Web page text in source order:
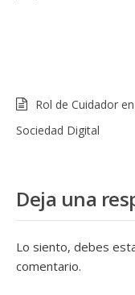
Rol de Cuidador
Sociedad Digital
Deja una
Lo siento, debes
comentario.